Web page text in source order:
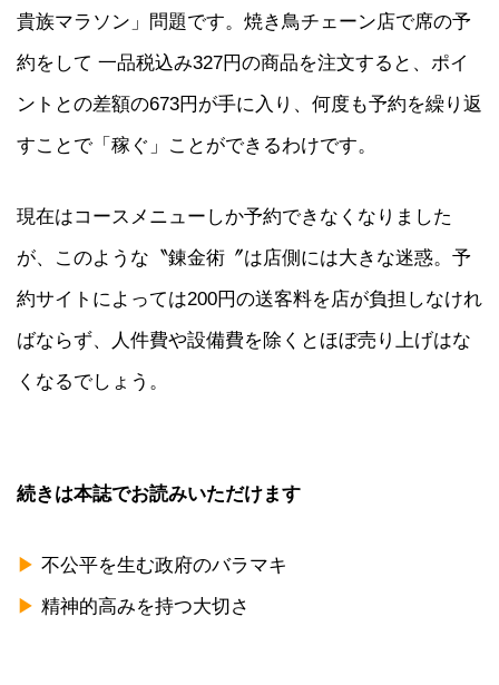
貴族マラソン」問題です。焼き鳥チェーン店で席の予
約をして 一品税込み327円の商品を注文すると、ポイ
ントとの差額の673円が手に入り、何度も予約を繰り返
すことで「稼ぐ」ことができるわけです。
現在はコースメニューしか予約できなくなりました
が、このような〝錬金術〞は店側には大きな迷惑。予
約サイトによっては200円の送客料を店が負担しなけれ
ばならず、人件費や設備費を除くとほぼ売り上げはな
くなるでしょう。
続きは本誌でお読みいただけます
▶ 不公平を生む政府のバラマキ
▶ 精神的高みを持つ大切さ